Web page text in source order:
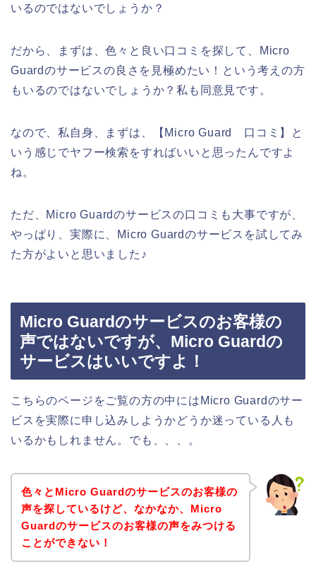
いるのではないでしょうか？
だから、まずは、色々と良い口コミを探して、Micro
Guardのサービスの良さを見極めたい！という考えの方
もいるのではないでしょうか？私も同意見です。
なので、私自身、まずは、【Micro Guard 口コミ】と
いう感じでヤフー検索をすればいいと思ったんですよ
ね。
ただ、Micro Guardのサービスの口コミも大事ですが、
やっぱり、実際に、Micro Guardのサービスを試してみ
た方がよいと思いました♪
Micro Guardのサービスのお客様の
声ではないですが、Micro Guardの
サービスはいいですよ！
こちらのページをご覧の方の中にはMicro Guardのサー
ビスを実際に申し込みしようかどうか迷っている人も
いるかもしれません。でも、、、。
色々とMicro Guardのサービスのお客様の
声を探しているけど、なかなか、Micro
Guardのサービスのお客様の声をみつける
ことができない！